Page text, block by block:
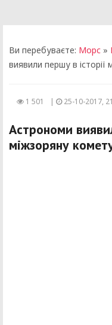
Ви перебуваєте: Морс »
виявили першу в
1 501 | 25-10-2017,
Астрономи
міжзоряну